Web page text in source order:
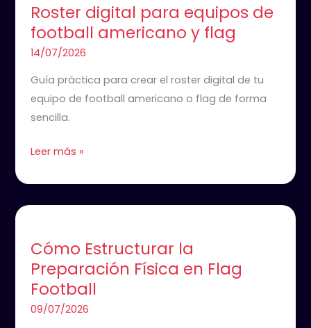
Roster digital para equipos de
football americano y flag
14/07/2026
Guía práctica para crear el roster digital de tu
equipo de football americano o flag de forma
sencilla.
Leer más »
Cómo Estructurar la
Preparación Física en Flag
Football
09/07/2026
la
Preparación
Física
en